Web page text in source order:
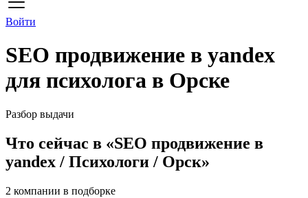
Войти
SEO продвижение в yandex
для психолога в Орске
Разбор выдачи
Что сейчас в «SEO продвижение в
yandex / Психологи / Орск»
2 компании в подборке